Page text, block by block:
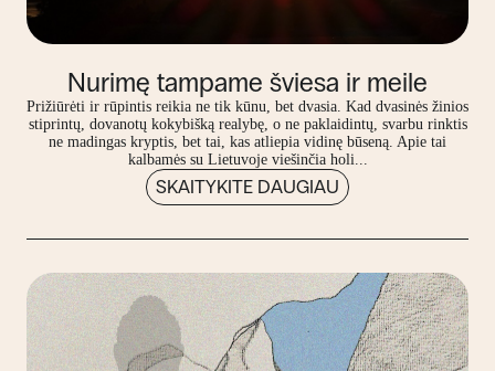
Nurimę tampame šviesa ir meile
Prižiūrėti ir rūpintis reikia ne tik kūnu, bet dvasia. Kad dvasinės žinios
stiprintų, dovanotų kokybišką realybę, o ne paklaidintų, svarbu rinktis
ne madingas kryptis, bet tai, kas atliepia vidinę būseną. Apie tai
kalbamės su Lietuvoje viešinčia holi...
SKAITYKITE DAUGIAU